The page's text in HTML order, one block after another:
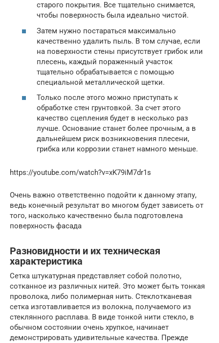
старого покрытия. Все тщательно снимается,
чтобы поверхность была идеально чистой.
Затем нужно постараться максимально
качественно удалить пыль. В том случае, если
на поверхности стены присутствует грибок или
плесень, каждый пораженный участок
тщательно обрабатывается с помощью
специальной металлической щетки.
Только после этого можно приступать к
обработке стен грунтовкой. За счет этого
качество сцепления будет в несколько раз
лучше. Основание станет более прочным, а в
дальнейшем риск возникновения плесени,
грибка или коррозии станет намного меньше.
https://youtube.com/watch?v=xK79iM7dr1s
Очень важно ответственно подойти к данному этапу,
ведь конечный результат во многом будет зависеть от
того, насколько качественно была подготовлена
поверхность фасада
Разновидности и их техническая
характеристика
Сетка штукатурная представляет собой полотно,
сотканное из различных нитей. Это может быть тонкая
проволока, либо полимерная нить. Стеклотканевая
сетка изготавливается из волокна, получаемого из
стеклянного расплава. В виде тонкой нити стекло, в
обычном состоянии очень хрупкое, начинает
демонстрировать удивительные качества. Прежде